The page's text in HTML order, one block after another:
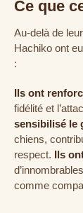
Ce que
Au-delà de
Hachiko ont
:
Ils ont
fidélité et
sensibilisé le
chiens,
respect.
Ils
comme